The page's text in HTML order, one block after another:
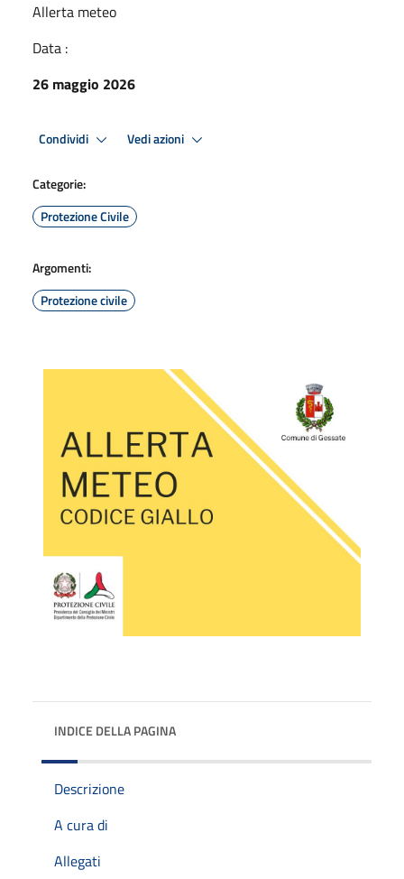
Allerta meteo
Data :
26 maggio 2026
Condividi Vedi azioni
Categorie:
Protezione Civile
Argomenti:
Protezione civile
INDICE DELLA PAGINA
Descrizione
A cura di
Allegati